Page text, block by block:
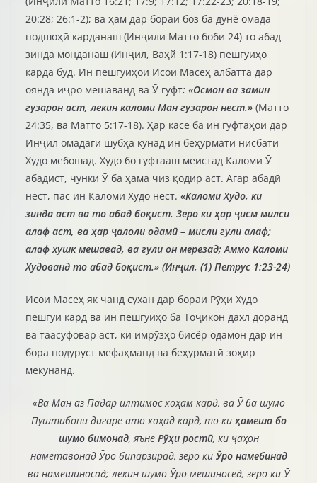
20:28; 26:1-2); ва ҳам дар бораи боз ба дунё омада
подшоҳӣ карданаш (Инҷили Матто боби 24) то абад
зинда монданаш (Инҷил, Ваҳй 1:17-18) пешгуиҳо
карда буд. Ин пешгӯиҳои Исои Масеҳ албатта дар
оянда иҷро мешаванд ва Ӯ гуфт: «Осмон ва замин
гузарон аст, лекин каломи Ман гузарон нест.» (Матто
24:35, ва Матто 5:17-18). Ҳар касе ба ин гуфтаҳои дар
Инҷил омадагӣ шубҳа кунад ин беҳурматӣ нисбати
Худо мебошад. Худо бо гуфтааш меистад Каломи Ӯ
абадист, чунки Ӯ ба ҳама чиз қодир аст. Агар абадӣ
нест, пас ин Каломи Худо нест. «Каломи Худо, ки
зинда аст ва то абад боқист. Зеро ки ҳар ҷисм милси
алаф аст, ва ҳар ҷалоли одамӣ – мисли гули алаф;
алаф хушк мешавад, ва гули он мерезад; Аммо Каломи
Худованд то абад боқист.» (Инҷил, (1) Петрус 1:23-24)
Исои Масеҳ як чанд сухан дар бораи Рӯҳи Худо
пешгӯӣ кард ва ин пешгӯиҳо ба Тоҷикон дахл доранд
ва таасуфовар аст, ки имрӯзҳо бисёр одамон дар ин
бора нодуруст мефаҳманд ва беҳурматӣ зоҳир
мекунанд.
«Ва Ман аз Падар илтимос хоҳам кард, ва Ӯ ба шумо
Пуштибони дигаре ато хоҳад кард, то ки ҳамеша бо
шумо бимонад, яъне Рӯҳи ростӣ, ки ҷаҳон
наметавонад Ӯро бипарзирад, зеро ки Ӯро намебинад
ва намешиносад; лекин шумо Ӯро мешиносед, зеро ки Ӯ